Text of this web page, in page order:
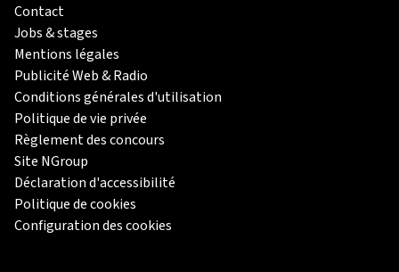
Contact
Jobs & stages
Mentions légales
Publicité Web & Radio
Conditions générales d'utilisation
Politique de vie privée
Règlement des concours
Site NGroup
Déclaration d'accessibilité
Politique de cookies
Configuration des cookies